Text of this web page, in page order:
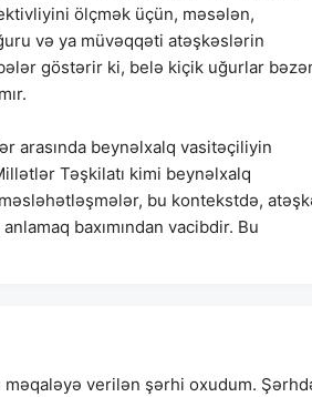
ölçmək üçün, məsələn,
və ya müvəqqəti atəşkəslərin
göstərir ki, belə kiçik uğurlar
arasında beynəlxalq vasitəçiliyin
Təşkilatı kimi beynəlxalq
bu kontekstdə,
baxımından vacibdir. Bu
məqaləyə verilən şərhi oxudum.